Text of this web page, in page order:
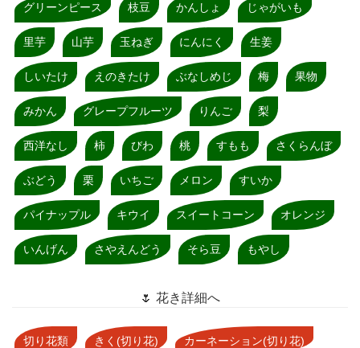
グリーンピース 枝豆 かんしょ じゃがいも
里芋 山芋 玉ねぎ にんにく 生姜
しいたけ えのきたけ ぶなしめじ 梅 果物
みかん グレープフルーツ りんご 梨
西洋なし 柿 びわ 桃 すもも さくらんぼ
ぶどう 栗 いちご メロン すいか
パイナップル キウイ スイートコーン オレンジ
いんげん さやえんどう そら豆 もやし
🌷 花き詳細へ
切り花類 きく(切り花) カーネーション(切り花)